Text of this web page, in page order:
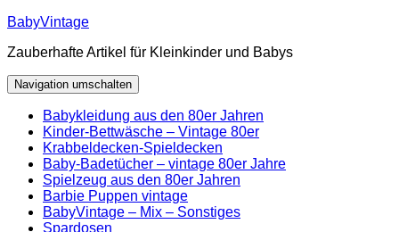
Zum
springen
BabyVintage
Zauberhafte Artikel für Kleinkinder und Babys
Navigation umschalten
Babykleidung aus den 80er Jahren
Kinder-Bettwäsche – Vintage 80er
Krabbeldecken-Spieldecken
Baby-Badetücher – vintage 80er Jahre
Spielzeug aus den 80er Jahren
Barbie Puppen vintage
BabyVintage – Mix – Sonstiges
Spardosen